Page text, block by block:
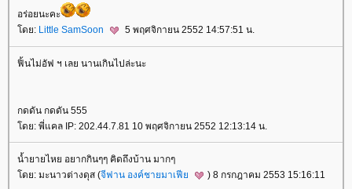
อร่อยนะคะ
ดย: Little SamSoon 5 พฤศจิกายน 2552 14:57:51 น.
ฟิ้นไม่อัฟ ฯ เลย นานเกินไปล่ะนะ
กดดัน กดดัน 555
ดย: พี่แคล IP: 202.44.7.81 10 พฤศจิกายน 2552 12:13:14 น.
น้ำยายไหย อยากกินๆๆ คิดถึงบ้าน มากๆ
ดย: มะนาวต่างดุส (จีฟาน องค์ชายมาเฟี
) 8 กรกฎาคม 2553 15:16:11